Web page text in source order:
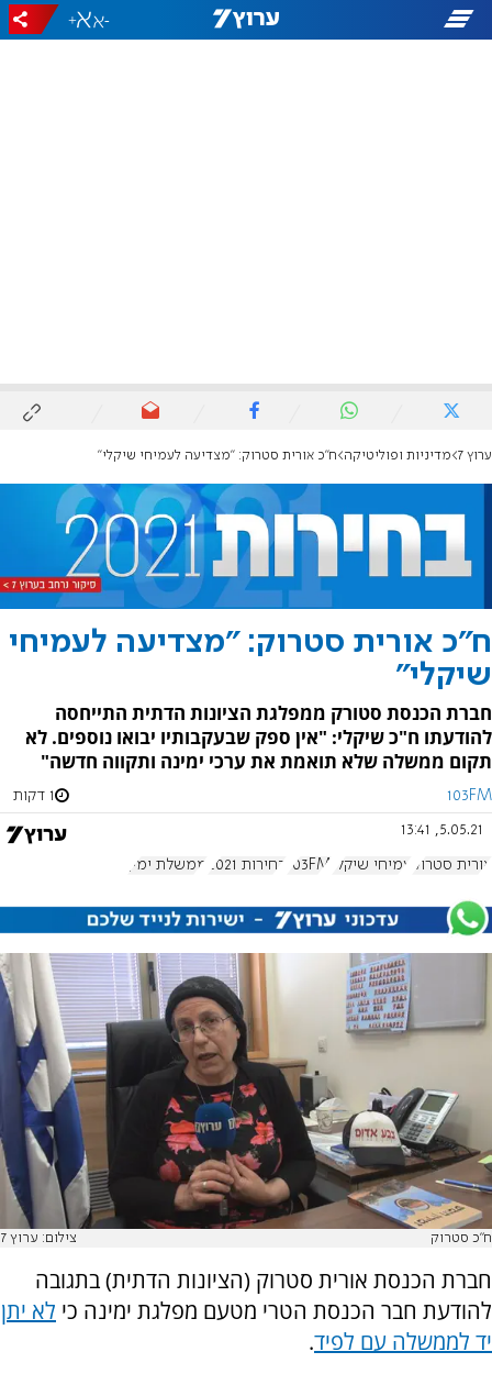
-
+
ערוץ 7 מדיניות ופוליטיקה ח"כ אורית סטרוק: "מצדיעה לעמיחי שיקלי"
ח"כ אורית סטרוק: "מצדיעה לעמיחי
שיקלי"
חברת הכנסת סטורק ממפלגת הציונות הדתית התייחסה
להודעתו ח"כ שיקלי: "אין ספק שבעקבותיו יבואו נוספים. לא
תקום ממשלה שלא תואמת את ערכי ימינה ותקווה חדשה"
103FM 1 דקות
5.05.21, 13:41
אורית סטרוק עמיחי שיקלי 103FM בחירות 2021 ממשלת ימין
ח"כ סטרוק צילום: ערוץ 7
חברת הכנסת אורית סטרוק (הציונות הדתית) בתגובה
להודעת חבר הכנסת הטרי מטעם מפלגת ימינה כי לא יתן
יד לממשלה עם לפיד.